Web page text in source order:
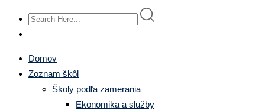
Domov
Zoznam škôl
Školy podľa zamerania
Ekonomika a služby